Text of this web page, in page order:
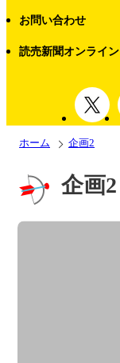
お問い合わせ
読売新聞オンライン
ホーム 企画2
企画2